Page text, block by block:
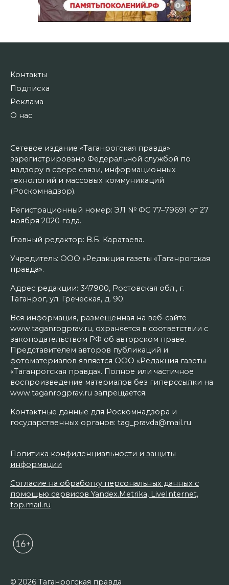
Контакты
Подписка
Реклама
О нас
Сетевое издание «Таганрогская правда»
зарегистрировано Федеральной службой по
надзору в сфере связи, информационных
технологий и массовых коммуникаций
(Роскомнадзор).
Регистрационный номер: ЭЛ № ФС 77–79691 от 27
ноября 2020 года.
Главный редактор: В.Б. Каратаева.
Учредитель: ООО «Редакция газеты «Таганрогская
правда».
Адрес редакции: 347900, Ростовская обл., г.
Таганрог, ул. Греческая, д. 90.
Вся информация, размещенная на веб-сайте
www.taganrogprav.ru, охраняется в соответствии с
законодательством РФ об авторском праве.
Представителем авторов публикаций и
фотоматериалов является ООО «Редакция газеты
«Таганрогская правда». Полное или частичное
воспроизведение материалов без гиперссылки на
www.taganrogprav.ru запрещается.
Контактные данные для Роскомнадзора и
государственных органов: tag_pravda@mail.ru
Политика конфиденциальности и защиты
информации
Согласие на обработку персональных данных с
помощью сервисов Yandex.Metrika, LiveInternet,
top.mail.ru
© 2026 Таганрогская правда